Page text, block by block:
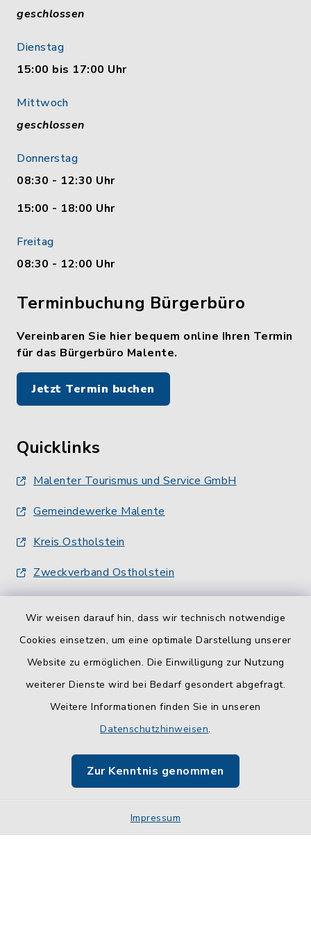
Wir weisen darauf hin, dass wir technisch notwendige
Cookies einsetzen, um eine optimale Darstellung unserer
Website zu ermöglichen. Die Einwilligung zur Nutzung
weiterer Dienste wird bei Bedarf gesondert abgefragt.
Weitere Informationen finden Sie in unseren
Datenschutzhinweisen.
Zur Kenntnis genommen
Impressum
geschlossen
Dienstag
15:00 bis 17:00 Uhr
Mittwoch
geschlossen
Donnerstag
08:30 - 12:30 Uhr
15:00 - 18:00 Uhr
Freitag
08:30 - 12:00 Uhr
Terminbuchung Bürgerbüro
Vereinbaren Sie hier bequem online Ihren Termin
für das Bürgerbüro Malente.
Jetzt Termin buchen
Quicklinks
Malenter Tourismus und Service GmbH
Gemeindewerke Malente
Kreis Ostholstein
Zweckverband Ostholstein
Barrierefreiheit
Impressum
Sitemap